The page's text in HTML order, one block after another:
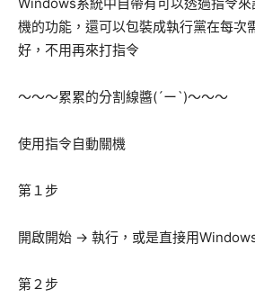
機的功能，還可以包裝成執行黨在每次
好，不用再來打指令
～～～累累的分割線醬(´ー`)～～～
使用指令自動關機
第１步
開啟開始 → 執行，或是直接用
第２步